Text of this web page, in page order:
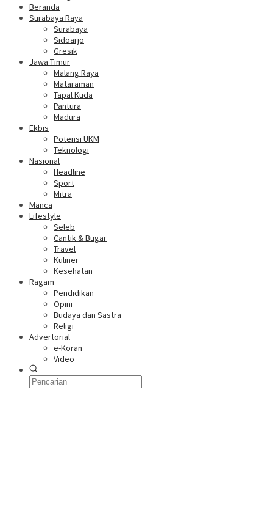
Beranda
Surabaya Raya
Surabaya
Sidoarjo
Gresik
Jawa Timur
Malang Raya
Mataraman
Tapal Kuda
Pantura
Madura
Ekbis
Potensi UKM
Teknologi
Nasional
Headline
Sport
Mitra
Manca
Lifestyle
Seleb
Cantik & Bugar
Travel
Kuliner
Kesehatan
Ragam
Pendidikan
Opini
Budaya dan Sastra
Religi
Advertorial
e-Koran
Video